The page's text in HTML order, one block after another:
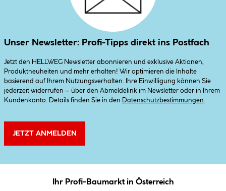
Unser Newsletter: Profi-Tipps direkt ins Postfach
Jetzt den HELLWEG Newsletter abonnieren und exklusive Aktionen,
Produktneuheiten und mehr erhalten! Wir optimieren die Inhalte
basierend auf Ihrem Nutzungsverhalten. Ihre Einwilligung können Sie
jederzeit widerrufen – über den Abmeldelink im Newsletter oder in Ihrem
Kundenkonto. Details finden Sie in den
Datenschutzbestimmungen
JETZT ANMELDEN
Ihr Profi-Baumarkt in Österreich